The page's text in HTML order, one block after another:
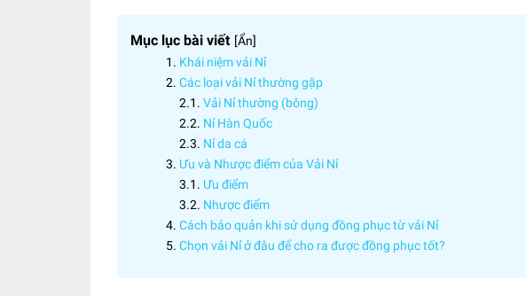
Mục lục bài viết [Ẩn]
Khái niệm vải Nỉ
Các loại vải Nỉ thường gặp
Vải Nỉ thường (bông)
Nỉ Hàn Quốc
Nỉ da cá
Ưu và Nhược điểm của Vải Nỉ
Ưu điểm
Nhược điểm
Cách bảo quản khi sử dụng đồng phục từ vải Nỉ
Chọn vải Nỉ ở đâu để cho ra được đồng phục tốt?